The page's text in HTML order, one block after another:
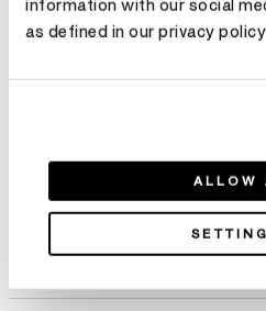
information with our social
as defined in our privacy policy
ALLOW
預約